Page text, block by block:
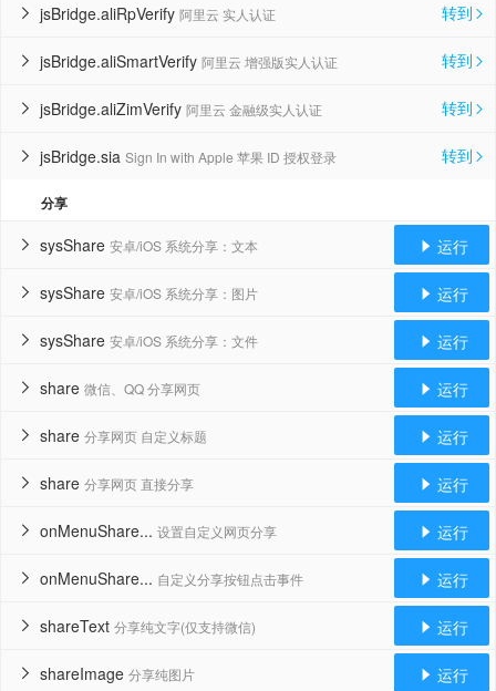
jsBridge.aliRpVerify 阿里云 实人认证
 转到 
jsBridge.aliSmartVerify 阿里云 增强版实人认证
 转到 
jsBridge.aliZimVerify 阿里云 金融级实人认证
 转到 
jsBridge.sia Sign In with Apple 苹果 ID 授权登录
 转到 
分享
sysShare 安卓/iOS 系统分享：文本
  运行
sysShare 安卓/iOS 系统分享：图片
  运行
sysShare 安卓/iOS 系统分享：文件
  运行
share 微信、QQ 分享网页
  运行
share 分享网页 自定义标题
  运行
share 分享网页 直接分享
  运行
onMenuShare... 设置自定义网页分享
  运行
onMenuShare... 自定义分享按钮点击事件
  运行
shareText 分享纯文字(仅支持微信)
  运行
shareImage 分享纯图片
  运行